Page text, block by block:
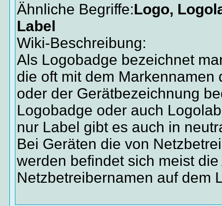
Ähnliche Begriffe:Logo,
Label
Wiki-Beschreibung:
Als Logobadge bezeichnet
die oft mit dem Markennamen
oder der Gerätbezeichnung
Logobadge oder auch
nur Label gibt es auch in
Bei Geräten die von
werden befindet sich meist
Netzbetreibernamen auf dem